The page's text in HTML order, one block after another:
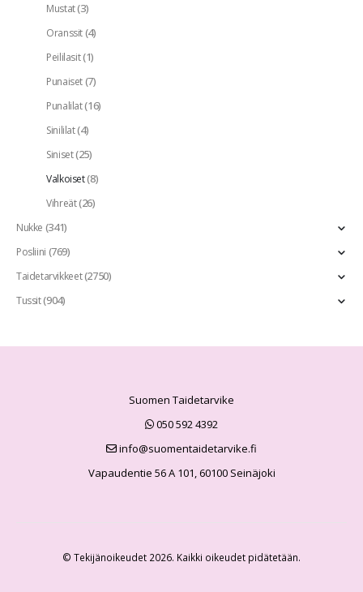
Mustat(3)
Oranssit(4)
Peililasit(1)
Punaiset(7)
Punalilat(16)
Sinililat(4)
Siniset(25)
Valkoiset(8)
Vihreät(26)
Nukke (341)
Posliini (769)
Taidetarvikkeet(2750)
Tussit(904)
Suomen Taidetarvike
050 592 4392
info@suomentaidetarvike.fi
Vapaudentie 56 A 101, 60100 Seinäjoki
© Tekijänoikeudet 2026. Kaikki oikeudet pidätetään.